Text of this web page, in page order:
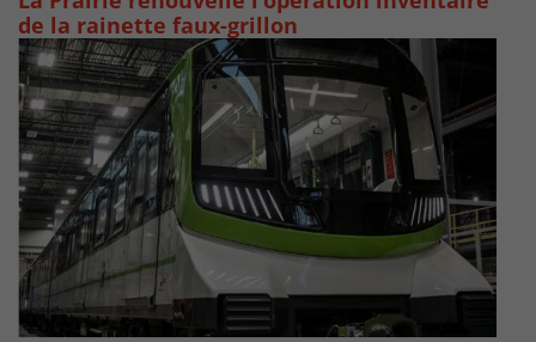
de la rainette faux-grillon